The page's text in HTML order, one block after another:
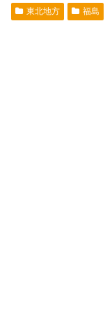
東北地方 福島